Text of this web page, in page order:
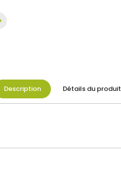
Description Détails du produit